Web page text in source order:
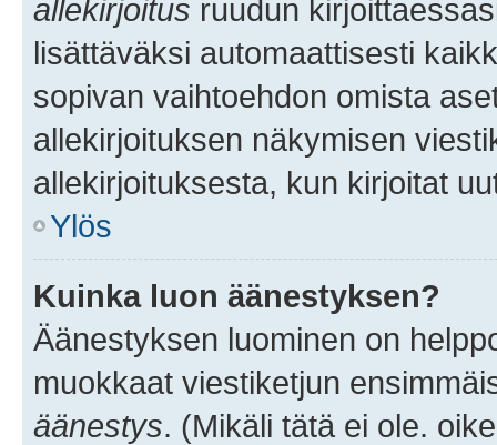
allekirjoitus ruudun
lisättäväksi automaattisesti
sopivan vaihtoehdon omista
allekirjoituksen näkymisen
allekirjoituksesta, kun kirjoitat
Ylös
Kuinka luon äänestyksen?
Äänestyksen luominen on
muokkaat viestiketjun
äänestys. (Mikäli tätä ei ole.